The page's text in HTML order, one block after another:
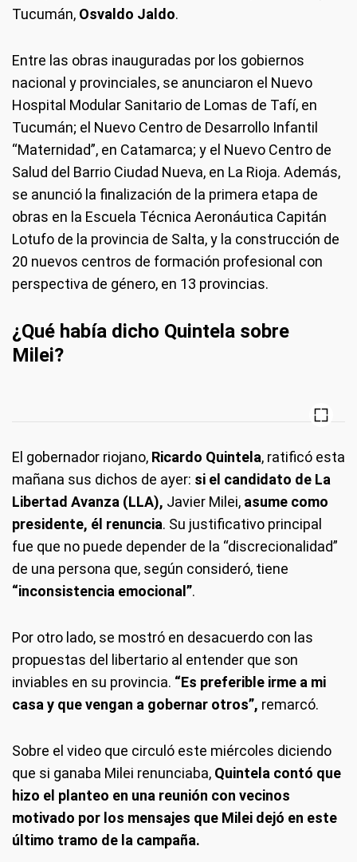
Tucumán, Osvaldo Jaldo.
Entre las obras inauguradas por los gobiernos
nacional y provinciales, se anunciaron el Nuevo
Hospital Modular Sanitario de Lomas de Tafí, en
Tucumán; el Nuevo Centro de Desarrollo Infantil
“Maternidad”, en Catamarca; y el Nuevo Centro de
Salud del Barrio Ciudad Nueva, en La Rioja. Además,
se anunció la finalización de la primera etapa de
obras en la Escuela Técnica Aeronáutica Capitán
Lotufo de la provincia de Salta, y la construcción de
20 nuevos centros de formación profesional con
perspectiva de género, en 13 provincias.
¿Qué había dicho Quintela sobre
Milei?
El gobernador riojano, Ricardo Quintela, ratificó esta
mañana sus dichos de ayer: si el candidato de La
Libertad Avanza (LLA), Javier Milei, asume como
presidente, él renuncia. Su justificativo principal
fue que no puede depender de la “discrecionalidad”
de una persona que, según consideró, tiene
“inconsistencia emocional”.
Por otro lado, se mostró en desacuerdo con las
propuestas del libertario al entender que son
inviables en su provincia. “Es preferible irme a mi
casa y que vengan a gobernar otros”, remarcó.
Sobre el video que circuló este miércoles diciendo
que si ganaba Milei renunciaba, Quintela contó que
hizo el planteo en una reunión con vecinos
motivado por los mensajes que Milei dejó en este
último tramo de la campaña.